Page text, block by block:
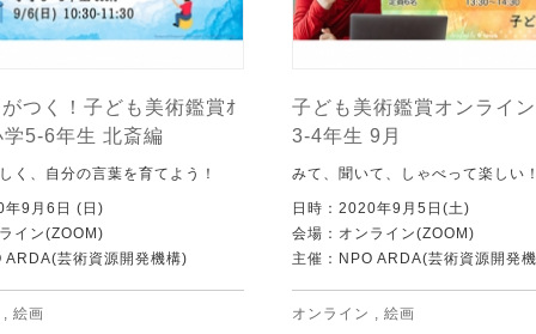
つく！子ども美術鑑賞ｵ
学5-6年生 北斎編
く、自分の言葉を育てよう！
年9月6日 (日)
イン(ZOOM)
ARDA(芸術資源開発機構)
, 絵画
子ども美術鑑賞オンライ
3-4年生 9月
みて、聞いて、しゃべって楽しい
日時：2020年9月5日(土)
会場：オンライン(ZOOM)
主催：NPO ARDA(芸術資源開発
オンライン , 絵画